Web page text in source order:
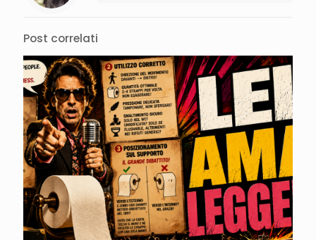
Post correlati